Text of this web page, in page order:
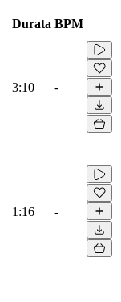
Durata BPM
3:10 -
1:16 -